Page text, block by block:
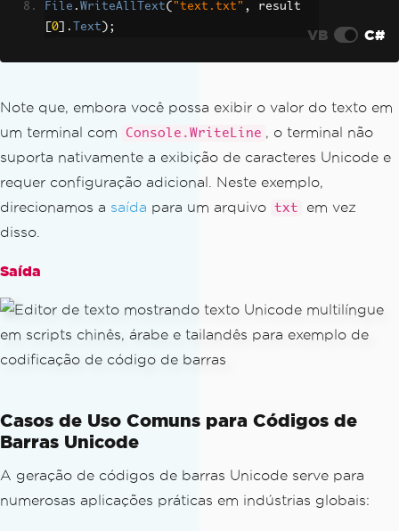
File . WriteAllText( "text.txt" ,
result
0 ]. Text ); VB C#
Note que, embora você possa exibir o valor do texto em
um terminal com
Console.WriteLine , o terminal não
suporta nativamente a exibição de caracteres Unicode e
requer configuração adicional. Neste exemplo,
direcionamos a saída para um arquivo txt
em vez
disso.
Saída
Casos de Uso Comuns para Códigos de
Barras Unicode
A geração de códigos de barras Unicode serve para
numerosas aplicações práticas em indústrias globais: